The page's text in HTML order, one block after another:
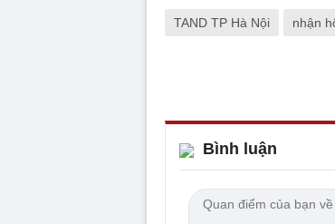
TAND TP Hà Nội nhận
Bình luận